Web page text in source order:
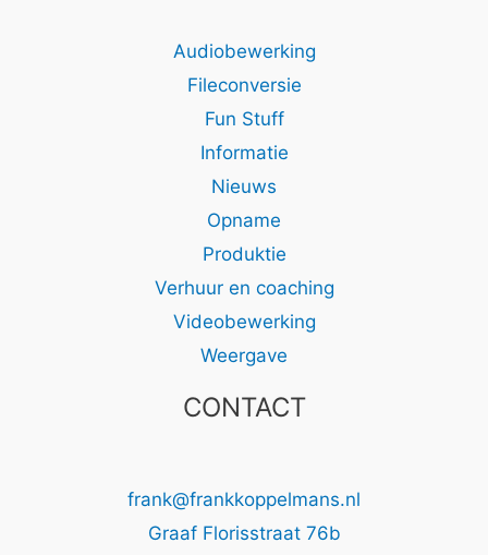
Audiobewerking
Fileconversie
Fun Stuff
Informatie
Nieuws
Opname
Produktie
Verhuur en coaching
Videobewerking
Weergave
CONTACT
frank@frankkoppelmans.nl
Graaf Florisstraat 76b